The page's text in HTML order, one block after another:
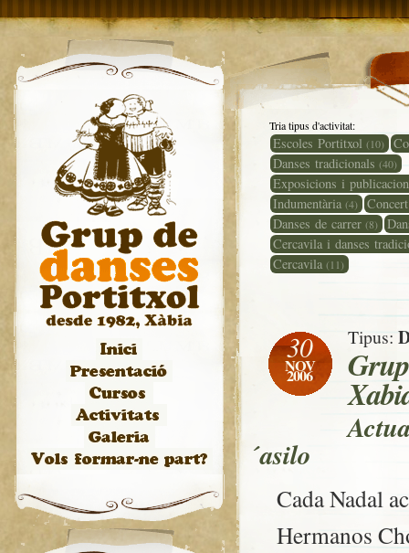
Tria tipus d'activitat:
Escoles Portitxol (10)
Danses tradicionals (40)
Exposicions i
Indumentària (4) Concert
Danses de carrer (8)
Cercavila i danses
Cercavila (11)
30
NOV
2006
Tipus:
´asilo
Cada Nadal
Hermanos